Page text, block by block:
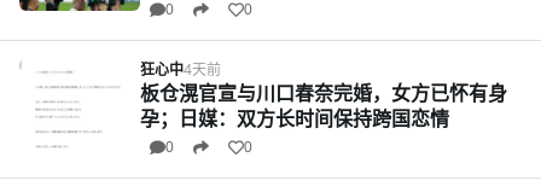
0 0
狂心中4天前
板仓滉官宣与川口春奈完婚，女方已怀有身
孕；日媒：双方长时间保持跨国恋情
0 0